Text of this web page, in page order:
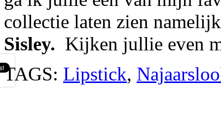
collectie laten zien
Sisley. Kijken jullie even
TAGS: Lipstick,